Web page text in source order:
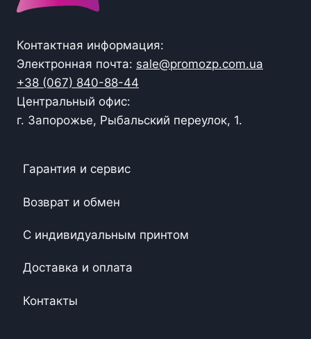
Контактная информация:
Электронная почта: sale@promozp.com.ua
+38 (067) 840-88-44
Центральный офис:
г. Запорожье, Рыбальский переулок, 1.
Гарантия и сервис
Возврат и обмен
С индивидуальным принтом
Доставка и оплата
Контакты